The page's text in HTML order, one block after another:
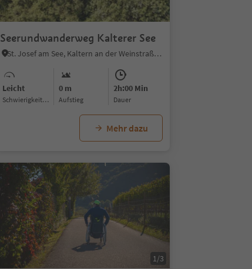
Seerundwanderweg Kalterer See
St. Josef am See, Kaltern an der Weinstraße, Südtiroler Weinstraße
Leicht
Schwierigkeitsgrad
0 m
Aufstieg
2h:00 Min
Dauer
Mehr dazu
1/3